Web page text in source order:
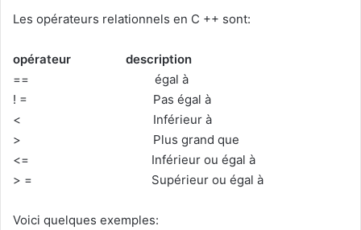
Les opérateurs relationnels en C ++ sont:
opérateur
description
== égal à
! = Pas égal à
< Inférieur à
> Plus grand que
<= Inférieur ou égal à
> = Supérieur ou égal à
Voici quelques exemples: